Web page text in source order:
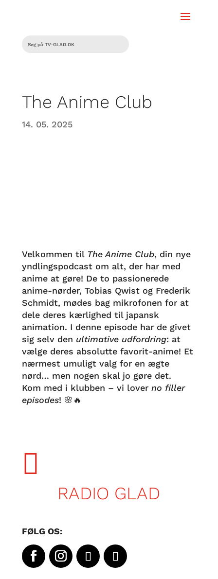
The Anime Club
14. 05. 2025
Velkommen til The Anime Club, din nye
yndlingspodcast om alt, der har med
anime at gøre! De to passionerede
anime-nørder, Tobias Qwist og Frederik
Schmidt, mødes bag mikrofonen for at
dele deres kærlighed til japansk
animation. I denne episode har de givet
sig selv den ultimative udfordring: at
vælge deres absolutte favorit-anime! Et
nærmest umuligt valg for en ægte
nørd… men nogen skal jo gøre det.
Kom med i klubben – vi lover no filler
episodes! 🌸🔥

RADIO GLAD
FØLG OS: